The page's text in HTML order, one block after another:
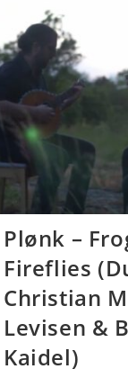
–
Buena
Vista
Social
Club
Plønk –
Fireflies
Christian
Levisen &
Kaidel)